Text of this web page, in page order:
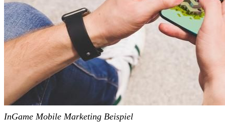
InGame Mobile Marketing Beispiel